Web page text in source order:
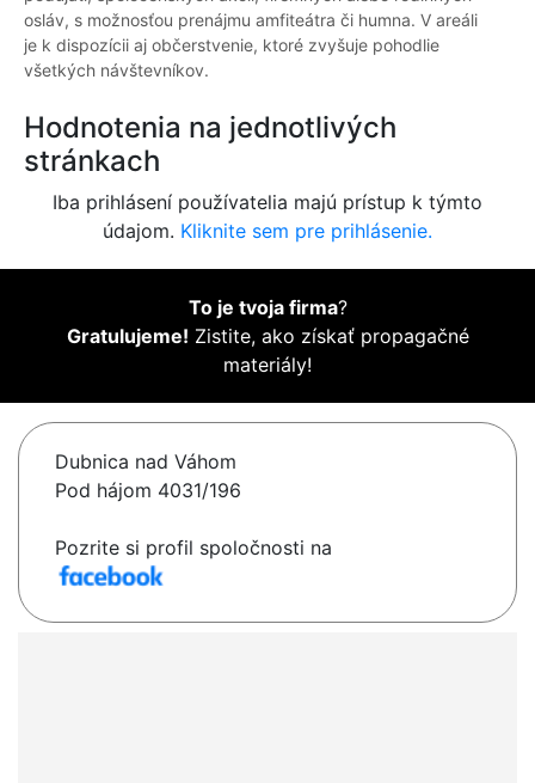
osláv, s možnosťou prenájmu amfiteátra či humna. V areáli
je k dispozícii aj občerstvenie, ktoré zvyšuje pohodlie
všetkých návštevníkov.
Hodnotenia na jednotlivých
stránkach
Iba prihlásení používatelia majú prístup k týmto
údajom. Kliknite sem pre prihlásenie.
To je tvoja firma?
Gratulujeme! Zistite, ako získať propagačné
materiály!
Dubnica nad Váhom
Pod hájom 4031/196
Pozrite si profil spoločnosti na